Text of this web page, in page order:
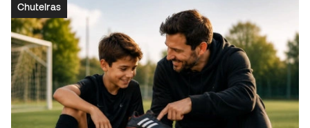
Chuteiras